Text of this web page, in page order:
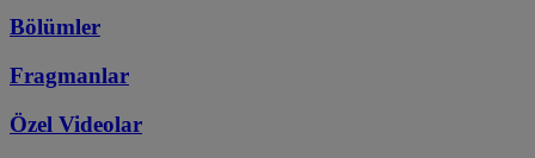
Bölümler
Fragmanlar
Özel Videolar